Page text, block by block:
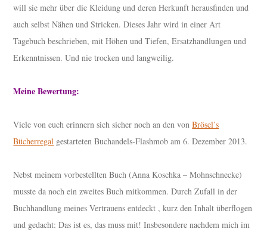
will sie mehr über die Kleidung und deren Herkunft herausfinden und
auch selbst Nähen und Stricken. Dieses Jahr wird in einer Art
Tagebuch beschrieben, mit Höhen und Tiefen, Ersatzhandlungen und
Erkenntnissen. Und nie trocken und langweilig.
Meine Bewertung:
Viele von euch erinnern sich sicher noch an den vonBrösel’s
Bücherregal gestarteten Buchandels-Flashmob am 6. Dezember 2013.
Nebst meinem vorbestellten Buch (Anna Koschka – Mohnschnecke)
musste da noch ein zweites Buch mitkommen. Durch Zufall in der
Buchhandlung meines Vertrauens entdeckt , kurz den Inhalt überflogen
und gedacht: Das ist es, das muss mit! Insbesondere nachdem mich im